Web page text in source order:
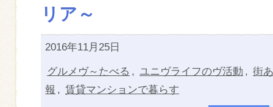
リア～
2016年11月25日
グルメヴ～たべる , ユニヴライフのヴ活動 , 街
報 , 賃貸マンションで暮らす